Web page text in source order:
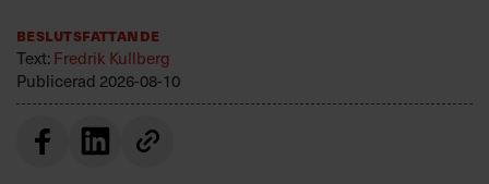
Beslutsfattande
Text:Fredrik Kullberg
Publicerad 2026-08-10